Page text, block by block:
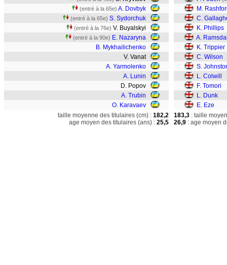
(entré à la 65e) A. Dovbyk
(entré à la 65e) S. Sydorchuk
(entré à la 76e) V. Buyalskyi
(entré à la 90e) E. Nazaryna
B. Mykhailichenko
V. Vanat
A. Yarmolenko
A. Lunin
D. Popov
A. Trubin
O. Karavaev
M.
C.
K. Phillips
A.
K. Trippier
C. Wilson
S.
L. Colwill
F. Tomori
L. Dunk
E. Eze
taille moyenne des titulaires (cm) : 182,2
age moyen des titulaires (ans) : 25,5
183,3 : taille
26,9 : age moyen